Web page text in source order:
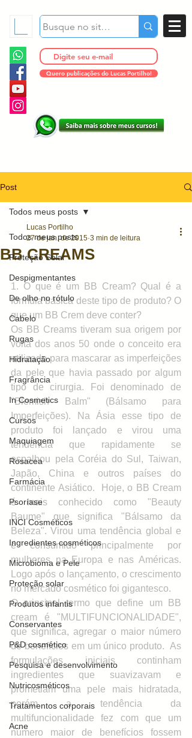
Quero publicações do Lucas Portilho!
Post
Todos meus posts
Proteção Solar
Despigmentantes
De olho no rótulo
Cabelo
Rugas
Hidratação
Fragrância
In Cosmetics
Cursos
Maquiagem
Rosacea
Farmácia
Psoríase
INCI Cosméticos
Ingredientes cosméticos
Microbioma e Pele
Proteção solar
Produtos infantis
Conservantes
P&D cosmético
Pesquisa e desenvolvimento
Nutricosméticos
Tratamentos corporais
Acne
Todos meus posts
BB CREAMS
Lucas Portilho
27 de jan. de 2015 3 min de leitura
1. O que é um BB Cream? Qual é a
fórmula básica deste tipo de produto? O
que um BB Crem deve conter?
Os BB Creams tiveram sua origem por
volta dos anos 50 onde o conceito era
utilizado para mascarar as imperfeições
da pele que havia passado por algum
tipo de cirurgia. Foi denominado de
"Blemish Balm" (Bálsamo para
Imperfeições). Na Ásia esse tipo de
produto foi lançado e virou uma
tendência que rapidamente se
espalhou pela Coréia do Sul, Taiwan,
Japão, China e outros países do
continente Asiático.  Hoje, o BB Cream
é mais conhecido como "Beauty
Baume" que significa "Bálsamo da
Beleza". Virou uma tendência global e
é consumido principalmente por
mulheres na Europa e nas Américas.
Logo após o lançamento, o crescimento
no mercado cosmético foi gigantesco.
O principal termo que define um BB
cream é "MULTIFUNCIONALIDADE",
que significa, agregar o maior número
de benefícios em um único produto.  As
formulações iniciais continham
ingredientes que suavizavam e
prometiam uma pele mais hidratada,
porém a tendência da
multifuncionalidade fez com que um
número maior de benefícios fossem